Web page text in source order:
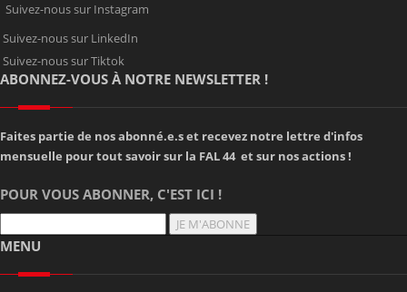
Suivez-nous sur Instagram
Suivez-nous sur LinkedIn
Suivez-nous sur Tiktok
ABONNEZ-VOUS À NOTRE NEWSLETTER !
Faites partie de nos abonné.e.s et recevez notre lettre d'infos
mensuelle pour tout savoir sur la FAL 44 et sur nos actions !
POUR VOUS ABONNER, C'EST ICI !
JE M'ABONNE
MENU